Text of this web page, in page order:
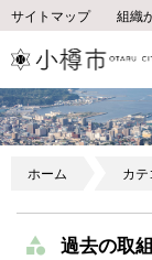
サイトマップ 組織
ホーム カテ
過去の取組